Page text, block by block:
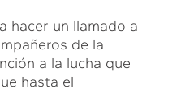
hacer un llamado a
de la
a la lucha que
hasta el